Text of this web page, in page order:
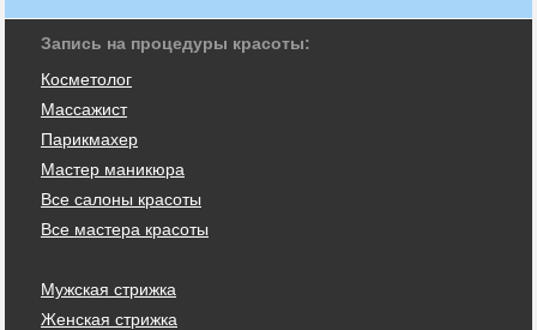
Запись на процедуры красоты:
Косметолог
Массажист
Парикмахер
Мастер маникюра
Все салоны красоты
Все мастера красоты
Мужская стрижка
Женская стрижка